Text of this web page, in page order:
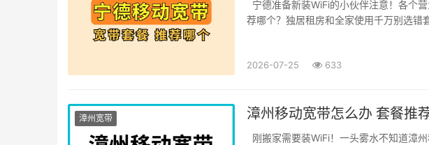
宁德准备新装WiFi的小伙伴注意！各个
荐哪个？独居租房和全家使用千万别选
2026-07-25 633
漳州宽带 漳州移动宽带怎么办 套餐推
刚搬家需要装WiFi！一头雾水不知道漳